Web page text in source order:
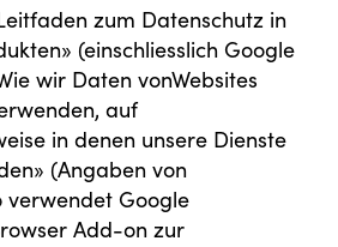
zum Datenschutz in
(einschliesslich Google
wir Daten vonWebsites
auf
in denen unsere Dienste
(Angaben von
verwendet Google
Add-on zur